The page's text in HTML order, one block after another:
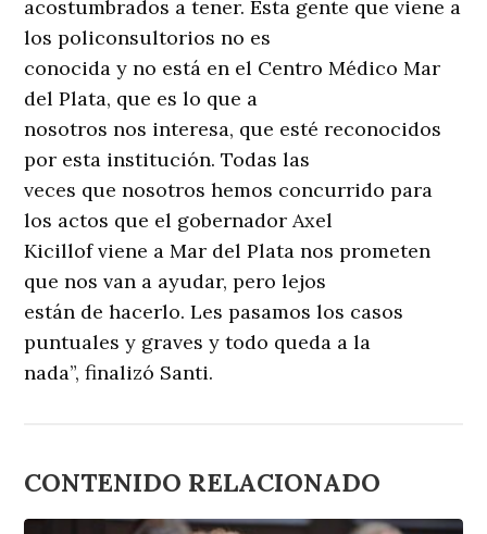
acostumbrados a tener. Esta gente que viene a
los policonsultorios no es
conocida y no está en el Centro Médico Mar
del Plata, que es lo que a
nosotros nos interesa, que esté reconocidos
por esta institución. Todas las
veces que nosotros hemos concurrido para
los actos que el gobernador Axel
Kicillof viene a Mar del Plata nos prometen
que nos van a ayudar, pero lejos
están de hacerlo. Les pasamos los casos
puntuales y graves y todo queda a la
nada”, finalizó Santi.
CONTENIDO RELACIONADO